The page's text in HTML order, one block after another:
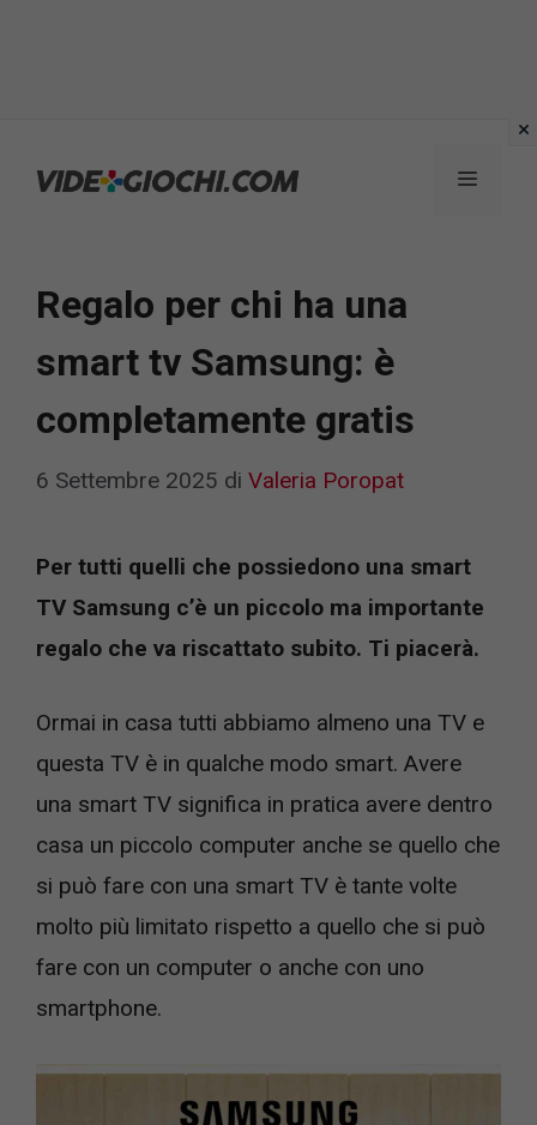
Menu
Regalo per chi ha una
smart tv Samsung: è
completamente gratis
6 Settembre 2025 di Valeria Poropat
Per tutti quelli che possiedono una smart
TV Samsung c’è un piccolo ma importante
regalo che va riscattato subito. Ti piacerà.
Ormai in casa tutti abbiamo almeno una TV e
questa TV è in qualche modo smart. Avere
una smart TV significa in pratica avere dentro
casa un piccolo computer anche se quello che
si può fare con una smart TV è tante volte
molto più limitato rispetto a quello che si può
fare con un computer o anche con uno
smartphone.